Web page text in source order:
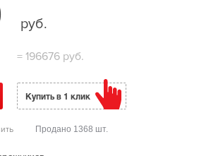
руб.
= 196676 руб.
Купить в 1 клик
Продано 1368 шт.